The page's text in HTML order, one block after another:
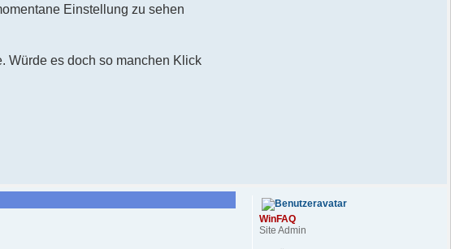
Einstellung zu sehen
Würde es doch so manchen Klick
WinFAQ
Site Admin